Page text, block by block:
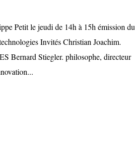
Petit le jeudi de 14h à 15h émission du
Invités Christian Joachim.
Bernard Stiegler. philosophe, directeur